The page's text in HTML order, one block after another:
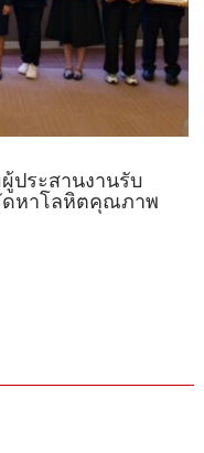
ประสานงานรับ
ดหาโลหิตคุณภาพ